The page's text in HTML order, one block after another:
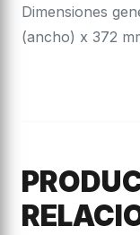
Dimensiones
(ancho) x 372